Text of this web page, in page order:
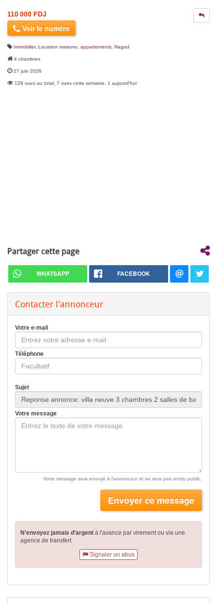
110 000 FDJ
Voir le numéro
Immobilier, Location maisons, appartements Nagad
4 chambres
27 juin 2026
129 vues au total, 7 vues cette semaine, 1 aujourd'hui
Partager cette page
WHATSAPP FACEBOOK
Contacter l'annonceur
Votre e-mail
Téléphone
Sujet
Votre message
Votre message sera envoyé à l'annonceur et ne sera pas rendu public.
Envoyer ce message
N’envoyez jamais d’argent à l'avance par virementou via une
agence de transfert.
Signaler un abus